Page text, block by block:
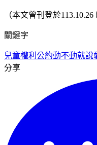
（本文曾刊登於
關鍵字
兒童權利公約動不動就說
分享